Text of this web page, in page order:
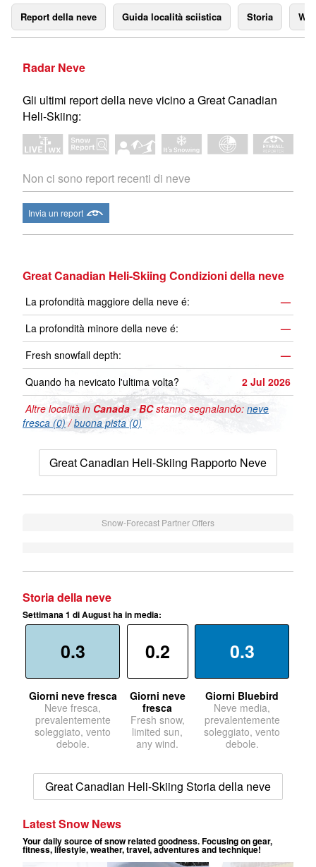
Report della neve Guida località sciistica Storia
Radar Neve
Gli ultimi report della neve vicino a Great Canadian
Heli-Skiing:
Non ci sono report recenti di neve
Invia un report
Great Canadian Heli-Skiing Condizioni della neve
La profondità maggiore della neve é:
—
La profondità minore della neve é:
—
Fresh snowfall depth:
—
Quando ha nevicato l'ultima volta?
2 Jul 2026
Altre località in Canada - BCstanno segnalando: neve
fresca (0)/buona pista (0)
Great Canadian Heli-Skiing Rapporto Neve
Snow-Forecast Partner Offers
Storia della neve
Settimana 1 di August ha in media:
0.3
Giorni neve fresca
Neve fresca,
prevalentemente
soleggiato, vento
debole.
0.2
Giorni neve
fresca
Fresh snow,
limited sun,
any wind.
0.3
Giorni Bluebird
Neve media,
prevalentemente
soleggiato, vento
debole.
Great Canadian Heli-Skiing Storia della neve